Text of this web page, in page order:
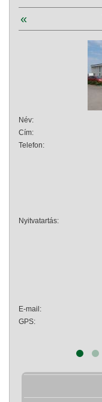
«
Név:
Cím:
Telefon:
Nyitvatartás:
E-mail:
GPS: